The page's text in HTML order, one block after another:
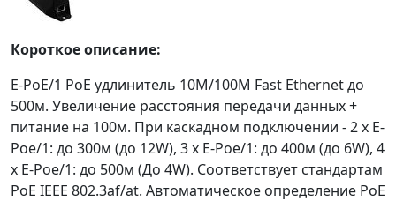
Короткое описание:
E-PoE/1 PoE удлинитель 10M/100M Fast Ethernet до
500м. Увеличение расстояния передачи данных +
питание на 100м. При каскадном подключении - 2 x E-
Poe/1: до 300м (до 12W), 3 x E-Poe/1: до 400м (до 6W), 4
x E-Poe/1: до 500м (До 4W). Соответствует стандартам
PoE IEEE 802.3af/at. Автоматическое определение PoE